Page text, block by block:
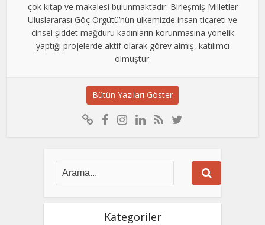
çok kitap ve makalesi bulunmaktadır. Birleşmiş Milletler
Uluslararası Göç Örgütü’nün ülkemizde insan ticareti ve
cinsel şiddet mağduru kadınların korunmasına yönelik
yaptığı projelerde aktif olarak görev almış, katılımcı
olmuştur.
Bütün Yazıları Göster
Kategoriler